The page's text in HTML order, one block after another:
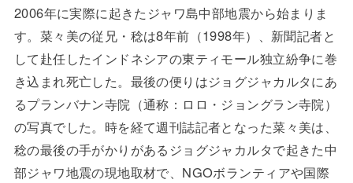
2006年に実際に起きたジャワ島中部地震から始まりま
す。菜々美の従兄・稔は8年前（1998年）、新聞記者と
して赴任したインドネシアの東ティモール独立紛争に巻
き込まれ死亡した。最後の便りはジョグジャカルタにあ
るプランバナン寺院（通称：ロロ・ジョングラン寺院）
の写真でした。時を経て週刊誌記者となった菜々美は、
稔の最後の手がかりがあるジョグジャカルタで起きた中
部ジャワ地震の現地取材で、NGOボランティアや国際